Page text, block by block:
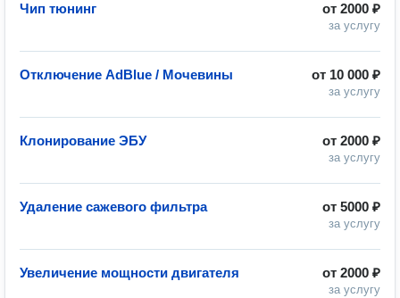
от 2000 ₽
за услугу
Чип тюнинг
от 10 000 ₽
за услугу
Отключение AdBlue / Мочевины
от 2000 ₽
за услугу
Клонирование ЭБУ
от 5000 ₽
за услугу
Удаление сажевого фильтра
от 2000 ₽
за услугу
Увеличение мощности двигателя